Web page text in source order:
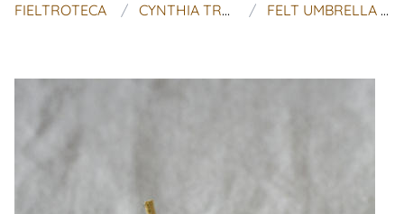
FIELTROTECA CYNTHIA TREEN STUDIO FELT UMBRELLA PDF PATTERN